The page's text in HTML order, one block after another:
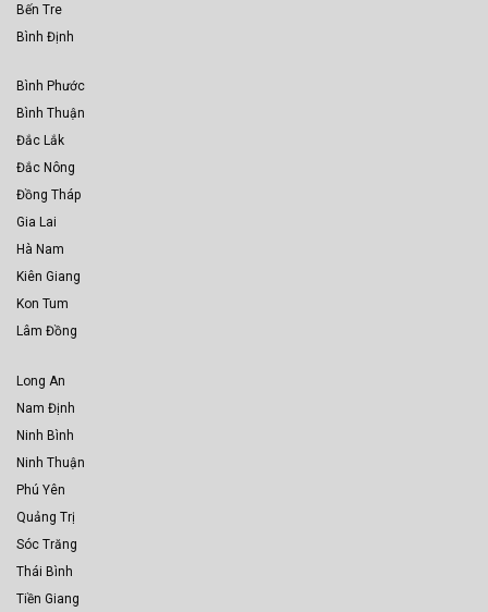
Bến Tre
Bình Định
Bình Phước
Bình Thuận
Đắc Lắk
Đắc Nông
Đồng Tháp
Gia Lai
Hà Nam
Kiên Giang
Kon Tum
Lâm Đồng
Long An
Nam Định
Ninh Bình
Ninh Thuận
Phú Yên
Quảng Trị
Sóc Trăng
Thái Bình
Tiền Giang